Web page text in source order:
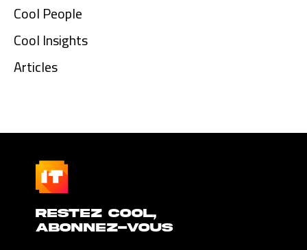
Cool People
Cool Insights
Articles
Restez cool,
abonnez-vous